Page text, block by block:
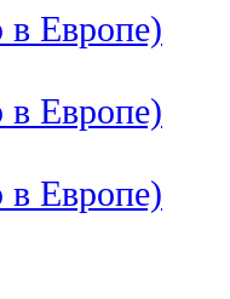
Европе)
Европе)
Европе)